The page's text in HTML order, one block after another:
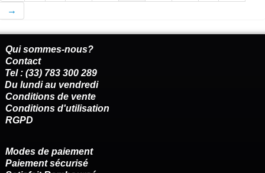
→
Qui sommes-nous?
Contact
Tel : (33) 783 300 289
Du lundi au vendredi
Conditions de vente
Conditions d'utilisation
RGPD
Modes de paiement
Paiement sécurisé